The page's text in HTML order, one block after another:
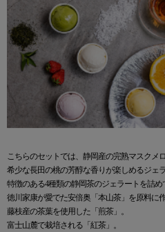
こちらのセットでは、静岡産の完熟マスクメロ
希少な長田の桃の芳醇な香りが楽しめるジェラ
特徴のある4種類の静岡茶のジェラートを詰め
徳川家康が愛でた安倍奥「本山茶」を原料に
藤枝産の茶葉を使用した「煎茶」。
富士山麓で栽培される「紅茶」。